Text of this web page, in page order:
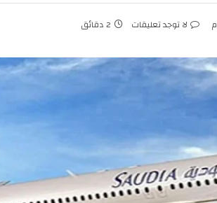
لا توجد تعليقات 2 دقائق